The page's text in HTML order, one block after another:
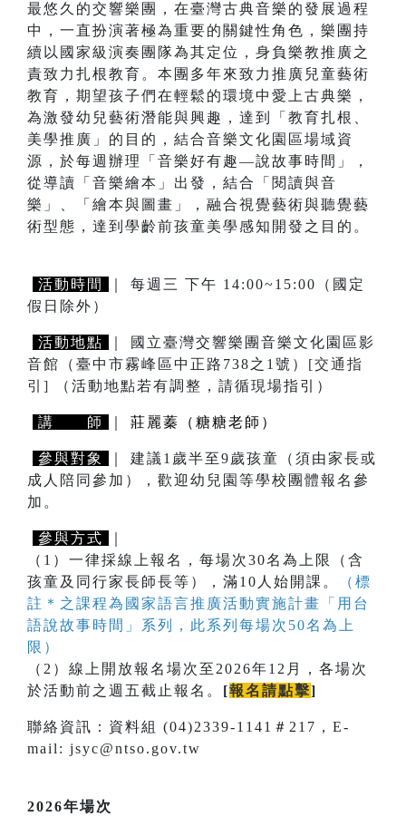
最悠久的交響樂團，在臺灣古典音樂的發展過程
中，一直扮演著極為重要的關鍵性角色，樂團持
續以國家級演奏團隊為其定位，身負樂教推廣之
責致力扎根教育。本團多年來致力推廣兒童藝術
教育，期望孩子們在輕鬆的環境中愛上古典樂，
為激發幼兒藝術潛能與興趣，達到「教育扎根、
美學推廣」的目的，結合音樂文化園區場域資
源，於每週辦理「音樂好有趣—說故事時間」，
從導讀「音樂繪本」出發，結合「閱讀與音
樂」、「繪本與圖畫」，融合視覺藝術與聽覺藝
術型態，達到學齡前孩童美學感知開發之目的。
活動時間
｜ 每週三 下午 14:00~15:00（國定
假日除外）
活動地點
｜ 國立臺灣交響樂團音樂文化園區影
音館（臺中市霧峰區中正路738之1號） [交通指
引]
（活動地點若有調整，請循現場指引）
講 師 莊麗蓁（糖糖老師）
參與對象
｜ 建議1歲半至9歲孩童（須由家長或
成人陪同參加），歡迎幼兒園等學校團體報名參
加。
參與方式
（1）一律採線上報名，每場次30名為上限（含
孩童及同行家長師長等），滿10人始開課。
（標
註＊之課程為國家語言推廣活動實施計畫「用台
語說故事時間」系列，此系列每場次50名為上
限）
（2）線上開放報名場次至2026年12月，各場次
於活動前之週五截止報名。 [報名請點擊]
聯絡資訊：資料組 (04)2339-1141＃217，E-
mail: jsyc@ntso.gov.tw
2026年場次